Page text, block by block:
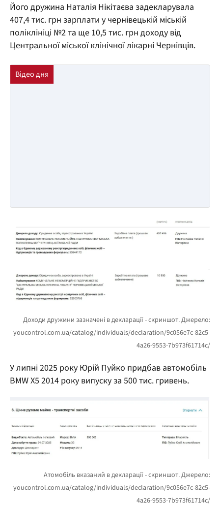
Його дружина Наталія Нікітаєва задекларувала
407,4 тис. грн зарплати у чернівецькій міській
поліклініці №2 та ще 10,5 тис. грн доходу від
Центральної міської клінічної лікарні Чернівців.
У липні 2025 року Юрій Пуйко придбав автомобіль
BMW X5 2014 року випуску за 500 тис. гривень.